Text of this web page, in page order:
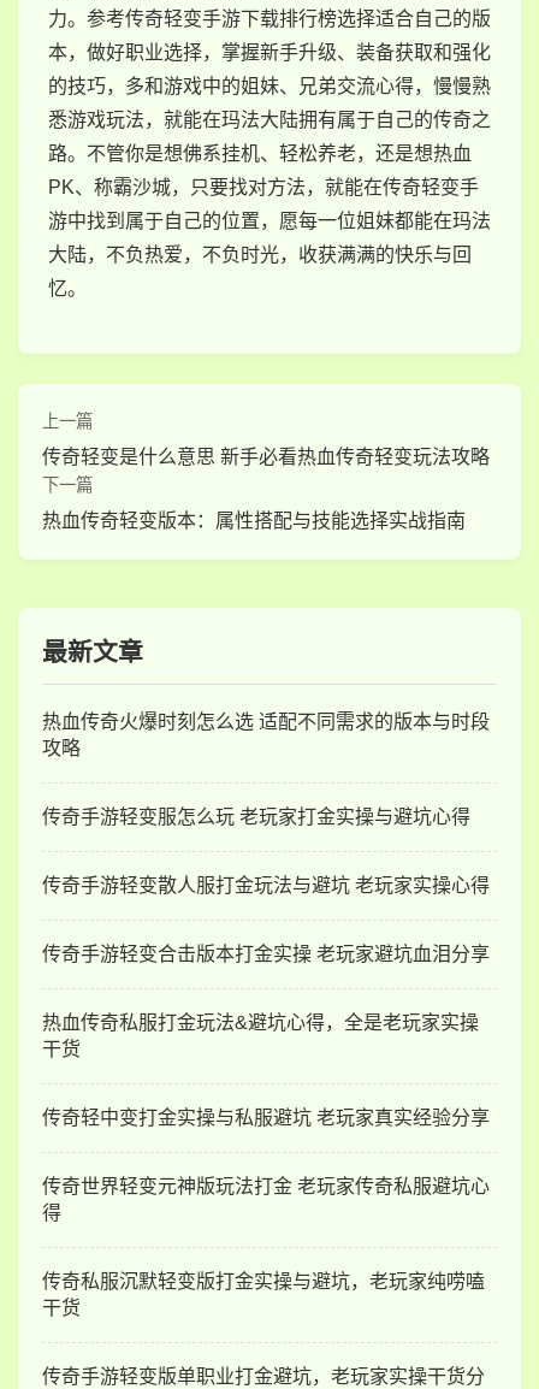
力。参考传奇轻变手游下载排行榜选择适合自己的版
本，做好职业选择，掌握新手升级、装备获取和强化
的技巧，多和游戏中的姐妹、兄弟交流心得，慢慢熟
悉游戏玩法，就能在玛法大陆拥有属于自己的传奇之
路。不管你是想佛系挂机、轻松养老，还是想热血
PK、称霸沙城，只要找对方法，就能在传奇轻变手
游中找到属于自己的位置，愿每一位姐妹都能在玛法
大陆，不负热爱，不负时光，收获满满的快乐与回
忆。
上一篇
传奇轻变是什么意思 新手必看热血传奇轻变玩法攻略
下一篇
热血传奇轻变版本：属性搭配与技能选择实战指南
最新文章
热血传奇火爆时刻怎么选 适配不同需求的版本与时段
攻略
传奇手游轻变服怎么玩 老玩家打金实操与避坑心得
传奇手游轻变散人服打金玩法与避坑 老玩家实操心得
传奇手游轻变合击版本打金实操 老玩家避坑血泪分享
热血传奇私服打金玩法&避坑心得，全是老玩家实操
干货
传奇轻中变打金实操与私服避坑 老玩家真实经验分享
传奇世界轻变元神版玩法打金 老玩家传奇私服避坑心
得
传奇私服沉默轻变版打金实操与避坑，老玩家纯唠嗑
干货
传奇手游轻变版单职业打金避坑，老玩家实操干货分